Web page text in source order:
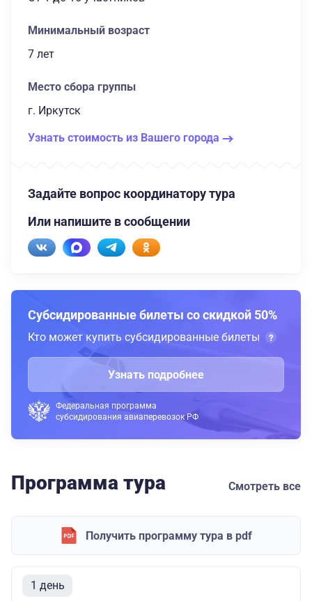
Минимальный возраст
7 лет
Место сбора группы
г. Иркутск
Узнать стоимость из Вашего города
Задайте вопрос координатору тура
Или напишите в сообщении
Субсидированные билеты со скидкой 50%
Кто может купить субсидированные билеты
Узнать подробнее
Федеральная программа
субсидирования авиаперевозок РФ
Программа тура Смотреть все
Получить программу тура в pdf
1 день